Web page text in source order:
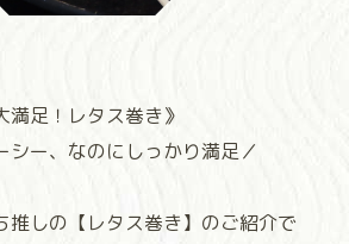
満足！レタス巻き》
シー、なのにしっかり満足／
推しの【レタス巻き】のご紹介で